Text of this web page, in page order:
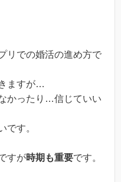
リでの婚活の進め方で
ますが…
かったり…信じていい
です。
すが時期も重要です。